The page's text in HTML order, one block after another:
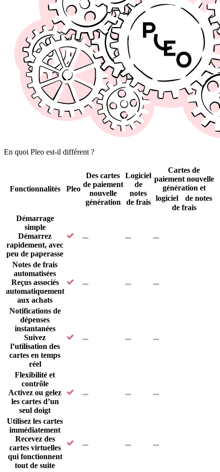
En quoi Pleo est-il différent ?
Fonctionnalités Pleo
Des cartes
de paiement
nouvelle
génération
Logiciel
de
notes
de frais
Cartes de
paiement nouvelle
génération et
logiciel de notes
de frais
Démarrage
simple
Démarrez
rapidement, avec
peu de paperasse
Notes de frais
automatisées
Reçus associés
automatiquement
aux achats
Notifications de
dépenses
instantanées
Suivez
l’utilisation des
cartes en temps
réel
Flexibilité et
contrôle
Activez ou gelez
les cartes d’un
seul doigt
Utilisez les cartes
immédiatement
Recevez des
cartes virtuelles
qui fonctionnent
tout de suite